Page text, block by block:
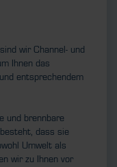
wir Channel- und
Ihnen das
entsprechendem
und brennbare
dass sie
Umwelt als
wir zu Ihnen vor